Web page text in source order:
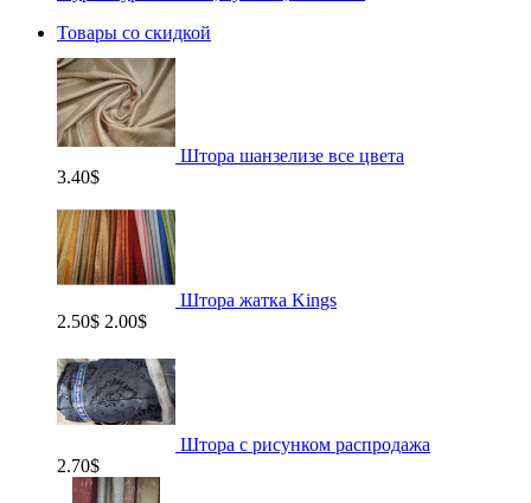
Товары со скидкой
Штора шанзелизе все цвета
3.40$
Штора жатка Kings
2.50$ 2.00$
Штора с рисунком распродажа
2.70$